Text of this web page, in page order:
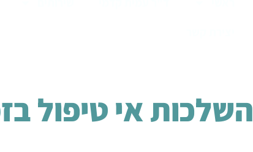
השלכות אי טיפול